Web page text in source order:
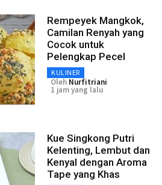
Rempeyek Mangkok,
Camilan Renyah yang
Cocok untuk
Pelengkap Pecel
KULINER
Oleh Nurfitriani
1 jam yang lalu
Kue Singkong Putri
Kelenting, Lembut dan
Kenyal dengan Aroma
Tape yang Khas